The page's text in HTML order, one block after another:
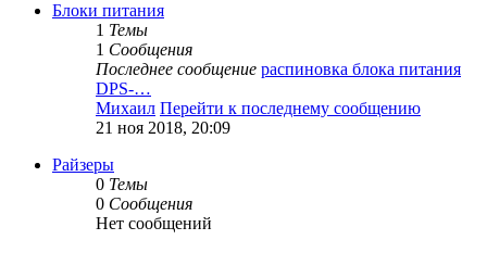
Блоки питания
1 Темы
1 Сообщения
Последнее сообщение распиновка блока питания
DPS-…
Михаил Перейти к последнему сообщению
21 ноя 2018, 20:09
Райзеры
0 Темы
0 Сообщения
Нет сообщений